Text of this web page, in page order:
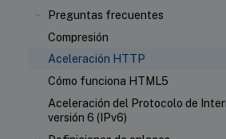
Preguntas frecuentes
Compresión
Aceleración HTTP
Cómo funciona HTML5
Aceleración del Protocolo de
versión 6 (IPv6)